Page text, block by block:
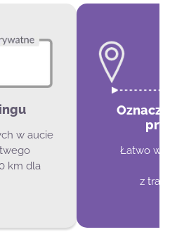
w aucie
km dla
Łatwo
z